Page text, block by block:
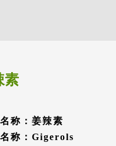
素
称：姜辣素
称：Gigerols